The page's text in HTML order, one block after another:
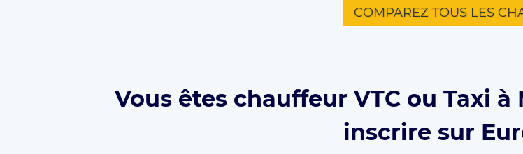
COMPAREZ TOUS LES
Vous êtes chauffeur VTC ou Taxi
inscrire sur